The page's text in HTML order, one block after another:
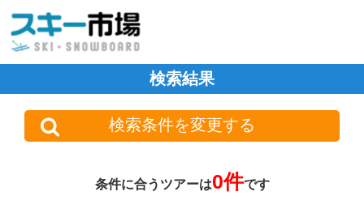
検索結果
検索条件を変更する
条件に合うツアーは0件です